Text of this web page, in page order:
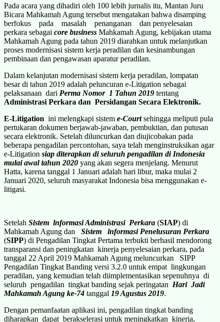
Pada acara yang dihadiri oleh 100 lebih jurnalis itu, Mantan Juru
Bicara Mahkamah Agung tersebut mengatakan bahwa disamping
berfokus pada masalah penanganan dan penyelesaian
perkara sebagai core business Mahkamah Agung, kebijakan utama
Mahkamah Agung pada tahun 2019 diarahkan untuk melanjutkan
proses modernisasi sistem kerja peradilan dan kesinambungan
pembinaan dan pengawasan aparatur peradilan.
Dalam kelanjutan modernisasi sistem kerja peradilan, lompatan
besar di tahun 2019 adalah peluncuran e-Litigation sebagai
pelaksanaan dari Perma Nomor 1 Tahun 2019 tentang
Administrasi Perkara dan Persidangan Secara Elektronik.
E-Litigation ini melengkapi sistem e-Courtsehingga meliputi pula
pertukaran dokumen berjawab-jawaban, pembuktian, dan putusan
secara elektronik. Setelah diluncurkan dan diujicobakan pada
beberapa pengadilan percontohan, saya telah menginstruksikan agar
e-Litigation siap diterapkan di seluruh pengadilan di Indonesia
mulai awal tahun 2020 yang akan segera menjelang. Menurut
Hatta, karena tanggal 1 Januari adalah hari libur, maka mulai 2
Januari 2020, seluruh masyarakat Indonesia bisa menggunakan e-
litigasi.
Setelah Sistem lnformasi Administrasi Perkara (SIAP) di
Mahkamah Agung dan Sistem lnformasi Penelusuran Perkara
(SIPP) di Pengadilan Tingkat Pertama terbukti berhasil mendorong
transparansi dan peningkatan kinerja penyelesaian perkara, pada
tanggal 22 April 2019 Mahkamah Agung meluncurkan SIPP
Pengadilan Tingkat Banding versi 3.2.0 untuk empat lingkungan
peradilan, yang kemudian telah diimplementasikan sepenuhnya di
seluruh pengadilan tingkat banding sejak peringatan Hari Jadi
Mahkamah Agung ke-74 tanggal 19 Agustus 2019.
Dengan pemanfaatan aplikasi ini, pengadilan tingkat banding
diharapkan dapat berakselerasi untuk meningkatkan kinerja,